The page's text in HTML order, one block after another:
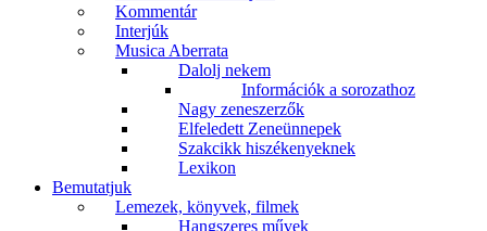
Kommentár
Interjúk
Musica Aberrata
Dalolj nekem
Információk a sorozathoz
Nagy zeneszerzők
Elfeledett Zeneünnepek
Szakcikk hiszékenyeknek
Lexikon
Bemutatjuk
Lemezek, könyvek, filmek
Hangszeres művek